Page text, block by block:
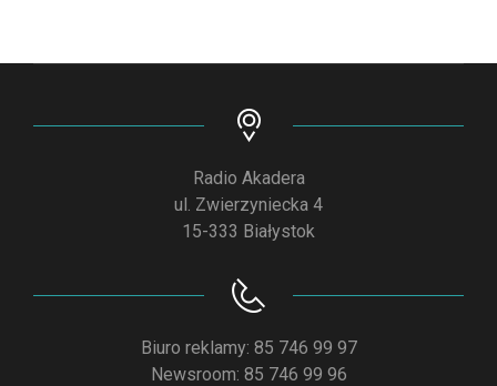
Radio Akadera
ul. Zwierzyniecka 4
15-333 Białystok
Biuro reklamy: 85 746 99 97
Newsroom: 85 746 99 96